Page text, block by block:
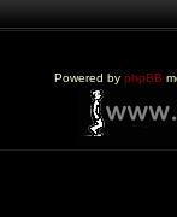
Powered by phpBB